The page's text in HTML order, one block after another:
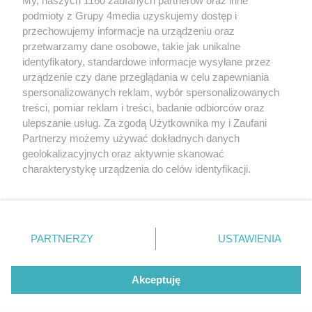
Reklama Kontakt
Informacja o Nadawcy
Szukaj
podmioty z Grupy 4media uzyskujemy dostęp i
przechowujemy informacje na urządzeniu oraz
przetwarzamy dane osobowe, takie jak unikalne
identyfikatory, standardowe informacje wysyłane przez
urządzenie czy dane przeglądania w celu zapewniania
spersonalizowanych reklam, wybór spersonalizowanych
treści, pomiar reklam i treści, badanie odbiorców oraz
ulepszanie usług. Za zgodą Użytkownika my i Zaufani
Partnerzy możemy używać dokładnych danych
geolokalizacyjnych oraz aktywnie skanować
charakterystykę urządzenia do celów identyfikacji.
zmienić/wycofać klikając przycisk ustawień prywatności
znajdujący się w lewym dolnym rogu strony
. Niektóre
użytkownika, ale masz prawo sprzeciwić się takiemu
przetwarzaniu. Preferencje będą miały zastosowania tylko
PARTNERZY USTAWIENIA
Akceptuję